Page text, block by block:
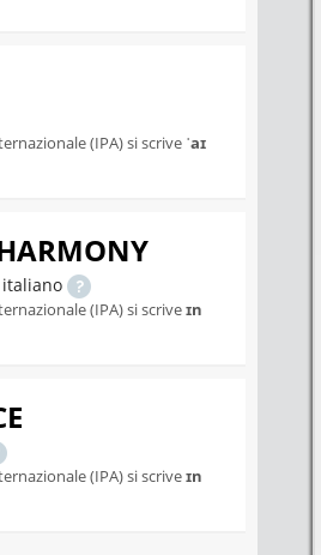
(IPA) si scrive ˈaɪ
(IPA) si scriveɪn
(IPA) si scriveɪn